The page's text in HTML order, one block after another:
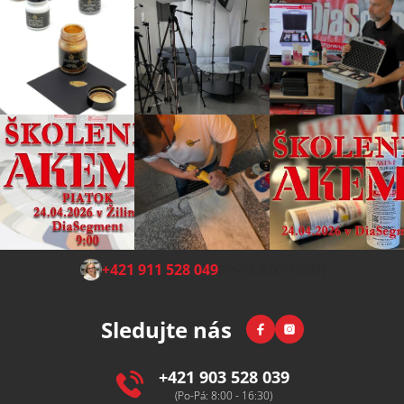
Z +421 911 528 049(Po-Pá 8:00-15:00)
Sledujte nás FacebookInstagram
+421 903 528 039
(Po-Pá: 8:00 - 16:30)